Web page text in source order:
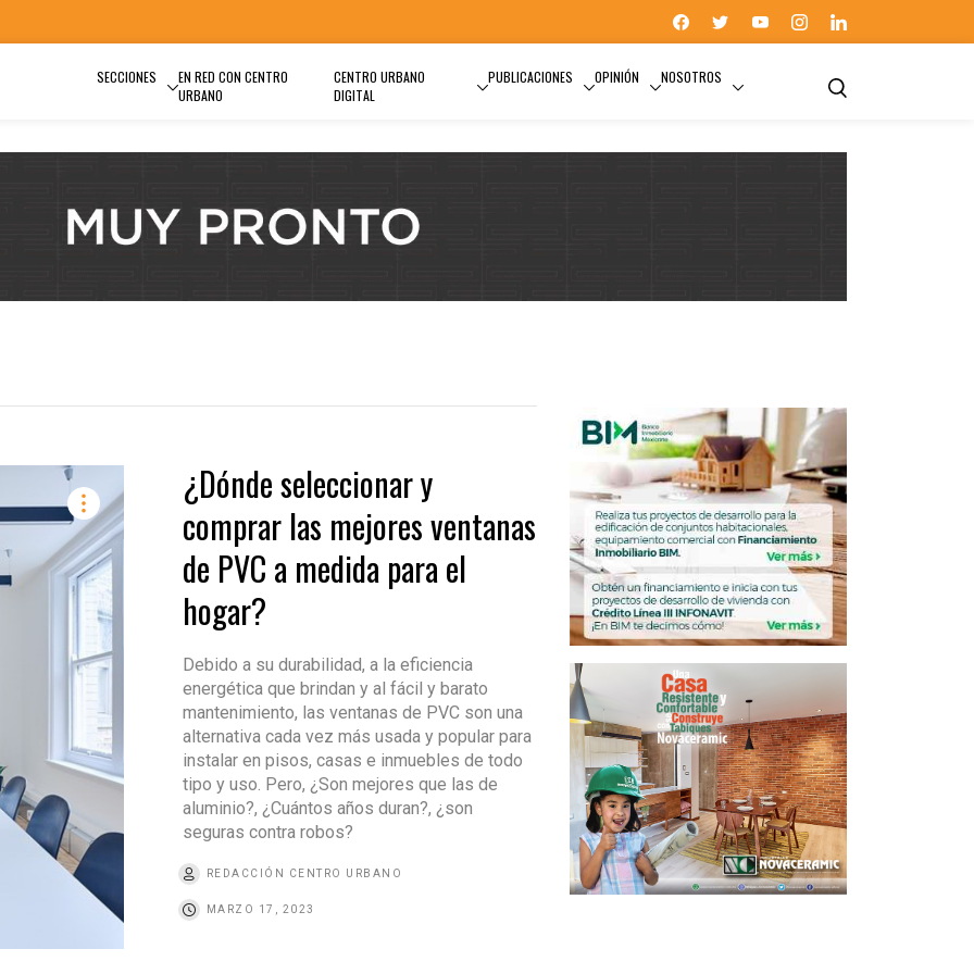
SECCIONES
EN RED CON CENTRO
URBANO
CENTRO URBANO
DIGITAL
PUBLICACIONES OPINIÓN NOSOTROS
¿Dónde seleccionar y
comprar las mejores ventanas
de PVC a medida para el
hogar?
Debido a su durabilidad, a la eficiencia
energética que brindan y al fácil y barato
mantenimiento, las ventanas de PVC son una
alternativa cada vez más usada y popular para
instalar en pisos, casas e inmuebles de todo
tipo y uso. Pero, ¿Son mejores que las de
aluminio?, ¿Cuántos años duran?, ¿son
seguras contra robos?
REDACCIÓN CENTRO URBANO
MARZO 17, 2023